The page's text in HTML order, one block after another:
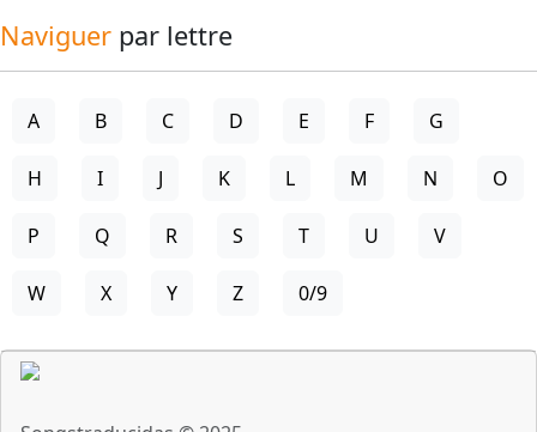
Naviguer par lettre
A B C D E F G
H I J K L M N O
P Q R S T U V
W X Y Z 0/9